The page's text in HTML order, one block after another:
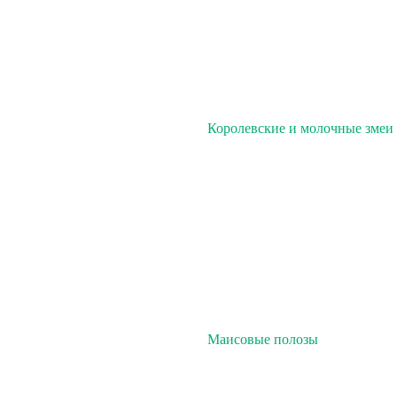
Королевские и молочные змеи
Маисовые полозы